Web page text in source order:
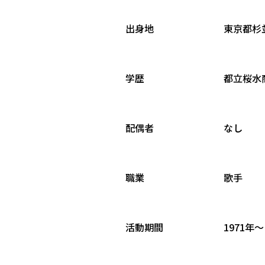
出身地 東京都杉
学歴 都立桜水
配偶者 なし
職業 歌手
活動期間 1971年～